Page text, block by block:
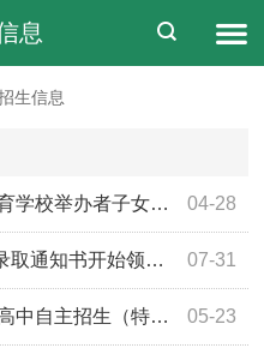
息
生信息
04-28
职工子女及配建小区居民子女信息公示
07-31
知书开始领取啦！
05-23
（特长生）工作方案